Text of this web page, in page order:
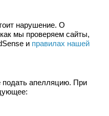
нарушение. О
мы проверяем сайты,
и правилах нашей
подать апелляцию. При